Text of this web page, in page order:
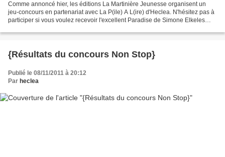
Comme annoncé hier, les éditions La Martinière Jeunesse organisent un
jeu-concours en partenariat avec La P(ile) A L(ire) d'Heclea. N'hésitez pas à
participer si vous voulez recevoir l'excellent Paradise de Simone Elkeles
{Résultats du concours Non Stop}
Publié le 08/11/2011 à 20:12
Par heclea